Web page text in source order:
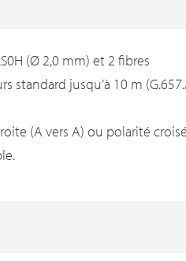
(Ø 2,0 mm) et 2 fibres
standard jusqu’à 10 m
(A vers A) ou polarité